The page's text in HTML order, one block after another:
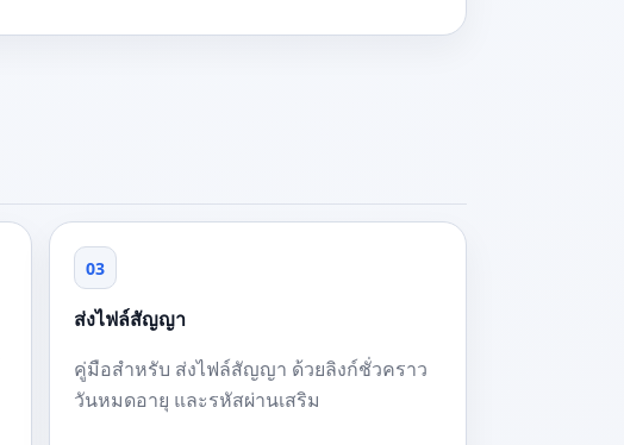
03
ส่งไฟล์สัญญา
คู่มือสำหรับ ส่งไฟล์สัญญา ด้วยลิงก์ชั่วคราว
วันหมดอายุ และรหัสผ่านเสริม